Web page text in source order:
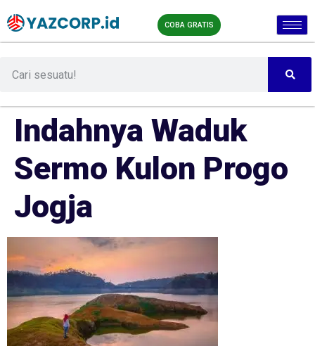
COBA GRATIS
Indahnya Waduk
Sermo Kulon Progo
Jogja